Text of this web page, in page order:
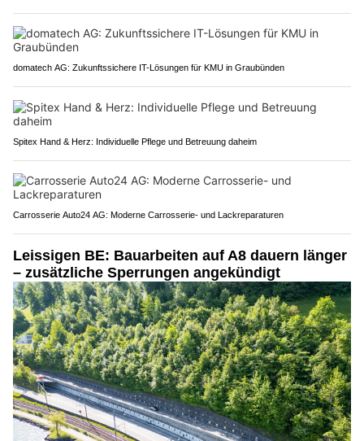
domatech AG: Zukunftssichere IT-Lösungen für KMU in Graubünden
Spitex Hand & Herz: Individuelle Pflege und Betreuung daheim
Carrosserie Auto24 AG: Moderne Carrosserie- und Lackreparaturen
Leissigen BE: Bauarbeiten auf A8 dauern länger
– zusätzliche Sperrungen angekündigt